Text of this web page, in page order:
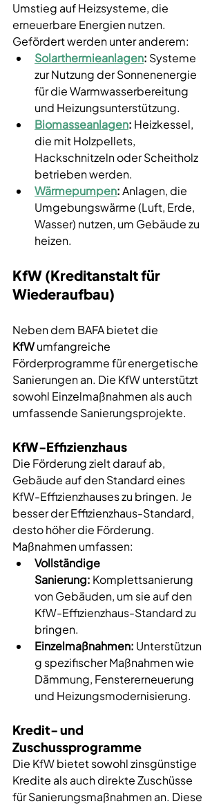
Umstieg auf Heizsysteme, die
erneuerbare Energien nutzen.
Gefördert werden unter anderem:
Solarthermieanlagen: Systeme
zur Nutzung der Sonnenenergie
für die Warmwasserbereitung
und Heizungsunterstützung.
Biomasseanlagen: Heizkessel,
die mit Holzpellets,
Hackschnitzeln oder Scheitholz
betrieben werden.
Wärmepumpen: Anlagen, die
Umgebungswärme (Luft, Erde,
Wasser) nutzen, um Gebäude zu
heizen.
KfW (Kreditanstalt für
Wiederaufbau)
Neben dem BAFA bietet die
KfW umfangreiche
Förderprogramme für energetische
Sanierungen an. Die KfW unterstützt
sowohl Einzelmaßnahmen als auch
umfassende Sanierungsprojekte.
KfW-Effizienzhaus
Die Förderung zielt darauf ab,
Gebäude auf den Standard eines
KfW-Effizienzhauses zu bringen. Je
besser der Effizienzhaus-Standard,
desto höher die Förderung.
Maßnahmen umfassen:
Vollständige
Sanierung: Komplettsanierung
von Gebäuden, um sie auf den
KfW-Effizienzhaus-Standard zu
bringen.
Einzelmaßnahmen: Unterstützun
g spezifischer Maßnahmen wie
Dämmung, Fenstererneuerung
und Heizungsmodernisierung.
Kredit- und
Zuschussprogramme
Die KfW bietet sowohl zinsgünstige
Kredite als auch direkte Zuschüsse
für Sanierungsmaßnahmen an. Diese